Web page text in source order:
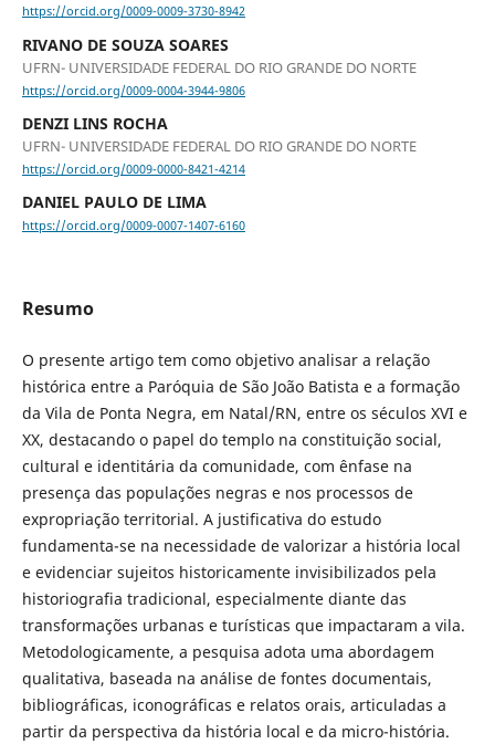
https://orcid.org/0009-0009-3730-8942
RIVANO DE SOUZA SOARES
UFRN- UNIVERSIDADE FEDERAL DO RIO GRANDE DO NORTE
https://orcid.org/0009-0004-3944-9806
DENZI LINS ROCHA
UFRN- UNIVERSIDADE FEDERAL DO RIO GRANDE DO NORTE
https://orcid.org/0009-0000-8421-4214
DANIEL PAULO DE LIMA
https://orcid.org/0009-0007-1407-6160
Resumo
O presente artigo tem como objetivo analisar a relação
histórica entre a Paróquia de São João Batista e a formação
da Vila de Ponta Negra, em Natal/RN, entre os séculos XVI e
XX, destacando o papel do templo na constituição social,
cultural e identitária da comunidade, com ênfase na
presença das populações negras e nos processos de
expropriação territorial. A justificativa do estudo
fundamenta-se na necessidade de valorizar a história local
e evidenciar sujeitos historicamente invisibilizados pela
historiografia tradicional, especialmente diante das
transformações urbanas e turísticas que impactaram a vila.
Metodologicamente, a pesquisa adota uma abordagem
qualitativa, baseada na análise de fontes documentais,
bibliográficas, iconográficas e relatos orais, articuladas a
partir da perspectiva da história local e da micro-história.